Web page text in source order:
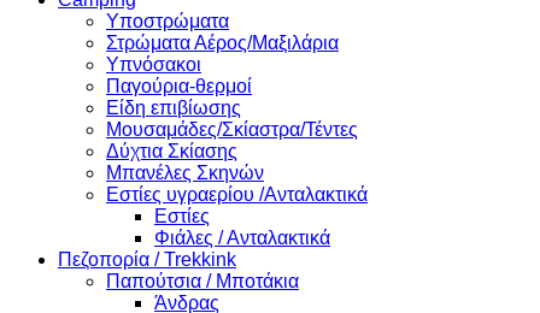
Υποστρώματα
Στρώματα Αέρος/Μαξιλάρια
Υπνόσακοι
Παγούρια-θερμοί
Είδη επιβίωσης
Μουσαμάδες/Σκίαστρα/Τέντες
Δύχτια Σκίασης
Μπανέλες Σκηνών
Εστίες υγραερίου /Ανταλακτικά
Εστίες
Φιάλες / Ανταλακτικά
Πεζοπορία / Trekkink
Παπούτσια / Μποτάκια
Άνδρας